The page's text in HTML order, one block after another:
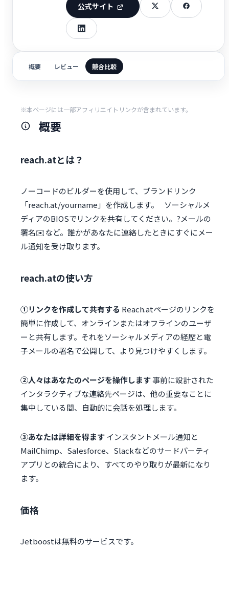
公式サイト
概要 レビュー 競合比較
※本ページには一部アフィリエイトリンクが含まれています。
概要
reach.atとは？
ノーコードのビルダーを使用して、ブランドリンク
「reach.at/yourname」を作成します。⠀ソーシャルメ
ディアのBIOSでリンクを共有してください。?メールの
署名✉️など。誰かがあなたに連絡したときにすぐにメー
ル通知を受け取ります。
reach.atの使い方
①リンクを作成して共有する Reach.atページのリンクを
簡単に作成して、オンラインまたはオフラインのユーザ
ーと共有します。それをソーシャルメディアの経歴と電
子メールの署名で公開して、より見つけやすくします。
②人々はあなたのページを操作します事前に設計された
インタラクティブな連絡先ページは、他の重要なことに
集中している間、自動的に会話を処理します。
③あなたは詳細を得ますインスタントメール通知と
MailChimp、Salesforce、Slackなどのサードパーティ
アプリとの統合により、すべてのやり取りが最新になり
ます。
価格
Jetboostは無料のサービスです。